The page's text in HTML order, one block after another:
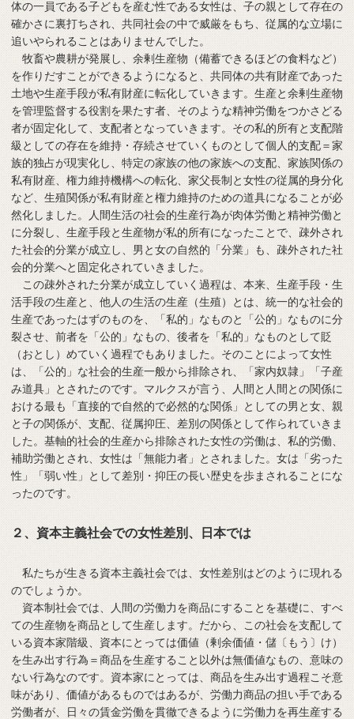
体の一員である子どもを産む性である女性は、子の親として存在の
確かさに裏打ちされ、共同社会の中で威厳をもち、従属的な立場に
追いやられることはありませんでした。
牧畜や農耕が発展し、余剰生産物（備蓄できるほどの食料など）
を作りだすことができるようになると、共同体の共有財産であった
土地や生産手段が私有財産に転化していきます。生産と余剰生産物
を管理監督する役割を果たす者、そのような精神労働をつかさどる
者が固定化して、支配者となっていきます。その私的所有と支配階
級としての存在を維持・存続させていくものとして個人的支配＝家
族的独占が現実化し、特定の家族の他の家族への支配、家族関係の
私有財産、権力維持機構への転化、家父長制と女性の従属的身分化
など、生殖関係が私有財産と権力維持のための道具になることが必
然化しました。人間生活の社会的生産行為が肉体労働と精神労働と
に分裂し、生産手段と生産物が私的所有になったことで、疎外され
た社会的分業が成立し、男と女の自然的「分業」も、疎外された社
会的分業へと固定化されていきました。
この疎外された分業が成立していく過程は、本来、生産手段・生
活手段の生産と、他人の生活の生産（生殖）とは、統一的な社会的
生産であったはずのものを、「私的」なものと「公的」なものに分
裂させ、前者を「公的」なもの、後者を「私的」なものとして貶
（おとし）めていく過程でもありました。そのことによって女性
は、「公的」な社会的生産一般から排除され、「家内奴隷」「子産
み道具」とされたのです。マルクスが言う、人間と人間との関係に
おける最も「直接的で自然的で必然的な関係」としての男と女、親
と子の関係が、支配、従属抑圧、差別の関係として作られていきま
した。基軸的社会的生産から排除された女性の労働は、私的労働、
補助労働とされ、女性は「無能力者」とされました。女は「劣った
性」「弱い性」として差別・抑圧の長い歴史を歩まされることにな
ったのです。
２、資本主義社会での女性差別、日本では
私たちが生きる資本主義社会では、女性差別はどのように現れる
のでしょうか。
資本制社会では、人間の労働力を商品にすることを基礎に、すべ
ての生産物を商品として生産します。だから、この社会を支配して
いる資本家階級、資本にとっては価値（剰余価値・儲〔もう〕け）
を生み出す行為＝商品を生産すること以外は無価値なもの、意味の
ない行為なのです。資本家にとっては、商品を生み出す過程こそ意
味があり、価値があるものではあるが、労働力商品の担い手である
労働者が、日々の賃金労働を貫徹できるように労働力を再生産する